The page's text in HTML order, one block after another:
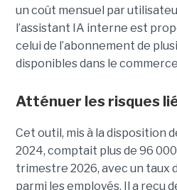
un coût mensuel par
l’assistant IA interne est
celui de l’abonnement de
disponibles dans le
Atténuer les risques
Cet outil, mis à la disposition
2024, comptait plus de 96
trimestre 2026, avec un taux
parmi les employés. Il a reçu